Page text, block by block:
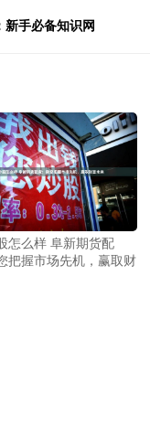
手必备知识网
怎么样 阜新期货配
把握市场先机，赢取财